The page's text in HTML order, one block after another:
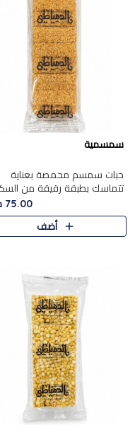
سمسمية
حبات سمسم محمصة بعناية
تتماسك بطبقة رقيقة من
المكرمل، لتقدم طعم السمسم
المميز وقرمشتة التي ارتبطت
المولد عبر الأجيال.
75.00 جنيه
أضف